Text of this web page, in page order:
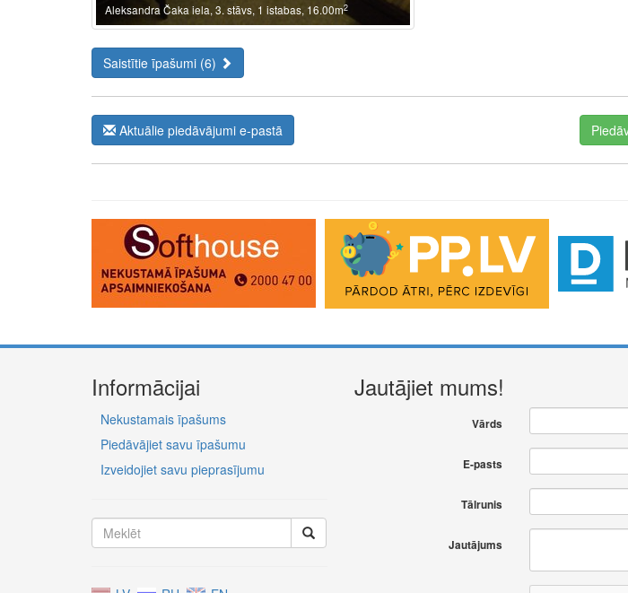
Aleksandra Čaka iela, 3. stāvs, 1 istabas, 16.00m2
Saistītie īpašumi (6)
Aktuālie piedāvājumi e-pastā
Informācijai
Nekustamais īpašums
Piedāvājiet savu īpašumu
Izveidojiet savu pieprasījumu
Jautājiet mums!
Vārds
E-pasts
Tālrunis
Jautājums